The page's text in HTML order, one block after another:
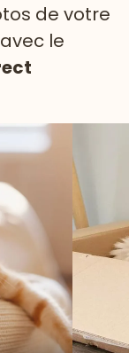
de votre
le